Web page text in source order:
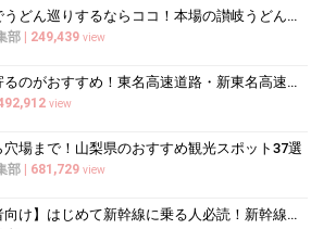
香川県でうどん巡りするならココ！本場の讃岐うどんの名店
部 | 249,439 view
ここに寄るのがおすすめ！東名高速道路・新東名高速道路の充実のSA・PA10選
view
穴場まで！山梨県のおすすめ観光スポット37選
部 | 681,729 view
【初心者向け】はじめて新幹線に乗る人必読！新幹線の乗り方をイチから徹底解説